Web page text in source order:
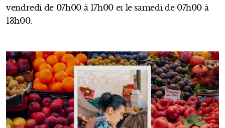
vendredi de 07h00 à 17h00 et le samedi de 07h00 à
13h00.